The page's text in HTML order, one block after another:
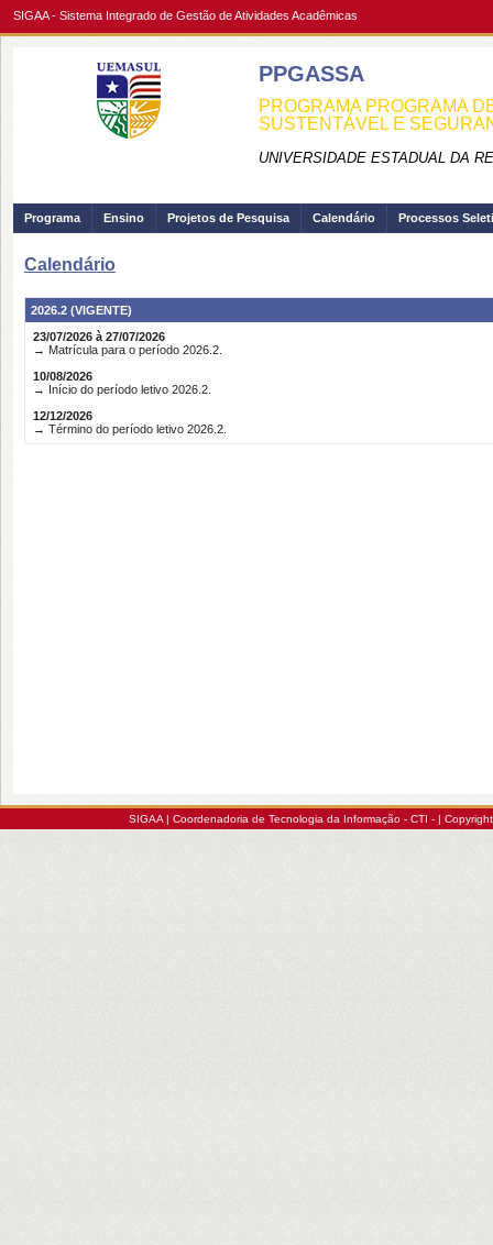
SIGAA - Sistema Integrado de Gestão de Atividades Acadêmicas
PPGASSA
PROGRAMA PROGRAMA
SUSTENTÁVEL E
UNIVERSIDADE ESTADUAL DA
Programa Ensino Projetos de Pesquisa Calendário Processos
Calendário
2026.2 (VIGENTE)
23/07/2026 à 27/07/2026
→ Matrícula para o período 2026.2.
10/08/2026
→ Início do período letivo 2026.2.
12/12/2026
→ Término do período letivo 2026.2.
SIGAA | Coordenadoria de Tecnologia da Informação - CTI - |